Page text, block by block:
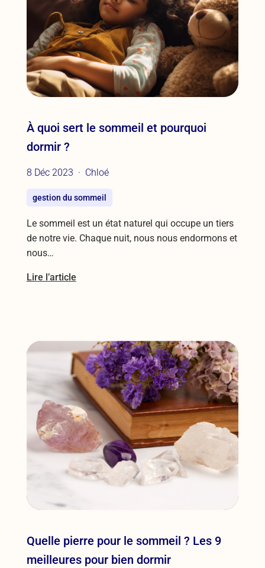
À quoi sert le sommeil et pourquoi
dormir ?
8 Déc 2023 Chloé
gestion du sommeil
Le sommeil est un état naturel qui occupe un tiers
de notre vie. Chaque nuit, nous nous endormons et
nous…
Lire l’article
Quelle pierre pour le sommeil ? Les 9
meilleures pour bien dormir